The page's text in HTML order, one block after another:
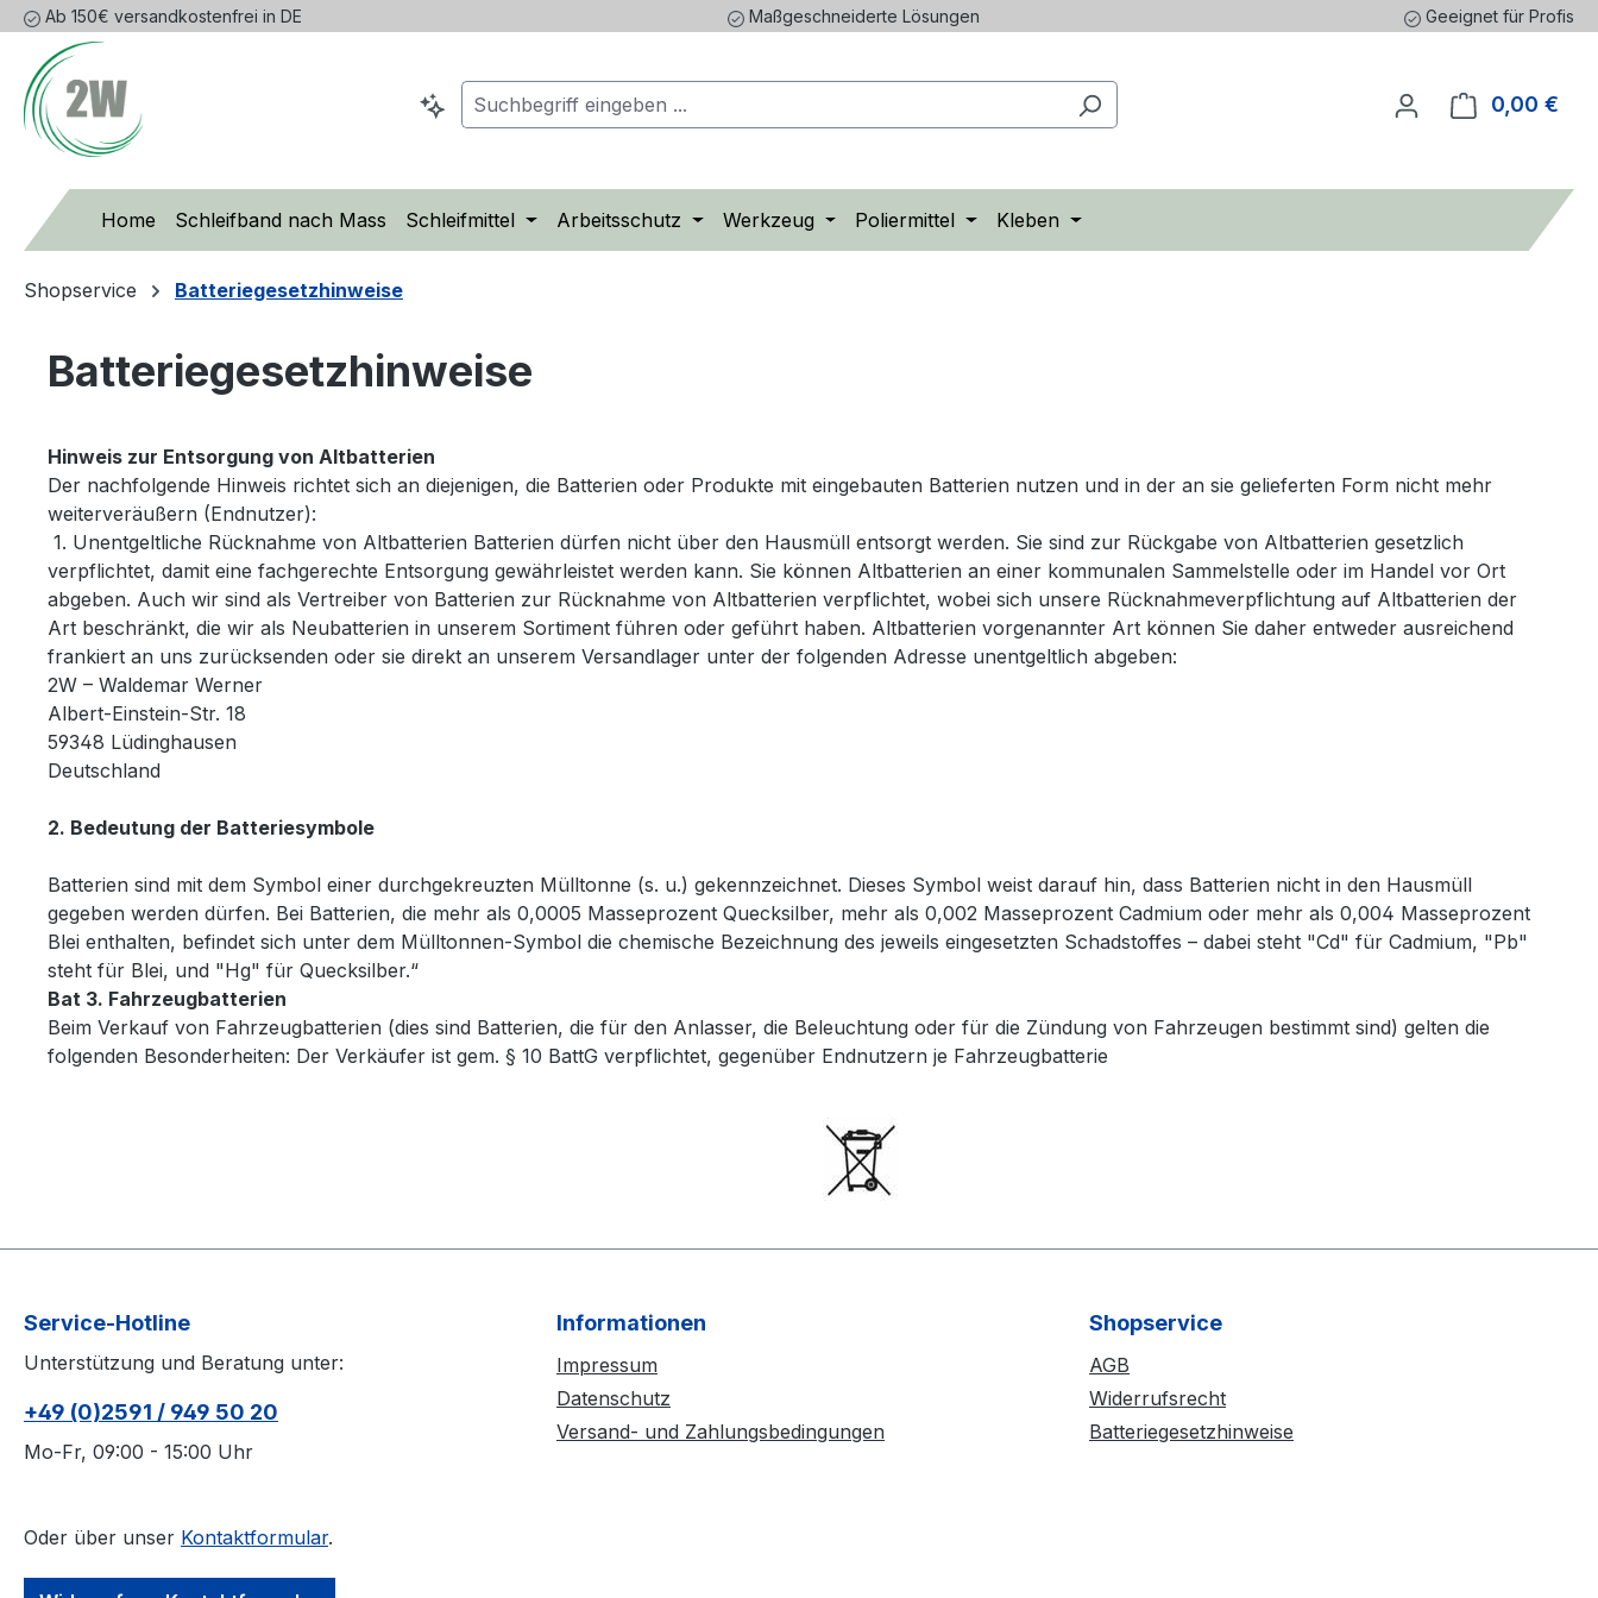
Hauptinhalt springen
Zur Suche springen
Zur Hauptnavigation springen
Ab 150€ versandkostenfrei in DE Maßgeschneiderte Lösungen Geeignet für Profis
0,00 €
Home Schleifband nach Mass Schleifmittel Arbeitsschutz Werkzeug Poliermittel Kleben
Shopservice Batteriegesetzhinweise
Batteriegesetzhinweise
Hinweis zur Entsorgung von Altbatterien
Der nachfolgende Hinweis richtet sich an diejenigen, die Batterien oder Produkte mit eingebauten Batterien nutzen und in der an sie gelieferten Form nicht mehr
weiterveräußern (Endnutzer):
1. Unentgeltliche Rücknahme von Altbatterien Batterien dürfen nicht über den Hausmüll entsorgt werden. Sie sind zur Rückgabe von Altbatterien gesetzlich
verpflichtet, damit eine fachgerechte Entsorgung gewährleistet werden kann. Sie können Altbatterien an einer kommunalen Sammelstelle oder im Handel vor Ort
abgeben. Auch wir sind als Vertreiber von Batterien zur Rücknahme von Altbatterien verpflichtet, wobei sich unsere Rücknahmeverpflichtung auf Altbatterien der
Art beschränkt, die wir als Neubatterien in unserem Sortiment führen oder geführt haben. Altbatterien vorgenannter Art können Sie daher entweder ausreichend
frankiert an uns zurücksenden oder sie direkt an unserem Versandlager unter der folgenden Adresse unentgeltlich abgeben:
2W – Waldemar Werner
Albert-Einstein-Str. 18
59348 Lüdinghausen
Deutschland
2. Bedeutung der Batteriesymbole
Batterien sind mit dem Symbol einer durchgekreuzten Mülltonne (s. u.) gekennzeichnet. Dieses Symbol weist darauf hin, dass Batterien nicht in den Hausmüll
gegeben werden dürfen. Bei Batterien, die mehr als 0,0005 Masseprozent Quecksilber, mehr als 0,002 Masseprozent Cadmium oder mehr als 0,004 Masseprozent
Blei enthalten, befindet sich unter dem Mülltonnen-Symbol die chemische Bezeichnung des jeweils eingesetzten Schadstoffes – dabei steht "Cd" für Cadmium, "Pb"
steht für Blei, und "Hg" für Quecksilber.“
Bat 3. Fahrzeugbatterien
Beim Verkauf von Fahrzeugbatterien (dies sind Batterien, die für den Anlasser, die Beleuchtung oder für die Zündung von Fahrzeugen bestimmt sind) gelten die
folgenden Besonderheiten: Der Verkäufer ist gem. § 10 BattG verpflichtet, gegenüber Endnutzern je Fahrzeugbatterie
Service-Hotline
Unterstützung und Beratung unter:
+49 (0)2591 / 949 50 20
Mo-Fr, 09:00 - 15:00 Uhr
Oder über unser Kontaktformular.
Informationen
Impressum
Datenschutz
Versand- und Zahlungsbedingungen
Shopservice
AGB
Widerrufsrecht
Batteriegesetzhinweise